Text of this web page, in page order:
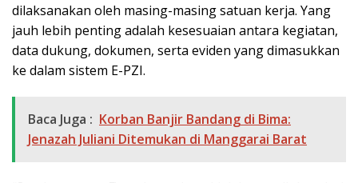
dilaksanakan oleh masing-masing satuan kerja. Yang
jauh lebih penting adalah kesesuaian antara kegiatan,
data dukung, dokumen, serta eviden yang dimasukkan
ke dalam sistem E-PZI.
Baca Juga : Korban Banjir Bandang di Bima:
Jenazah Juliani Ditemukan di Manggarai Barat